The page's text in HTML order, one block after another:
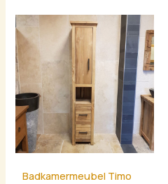
Badkamermeubel Timo